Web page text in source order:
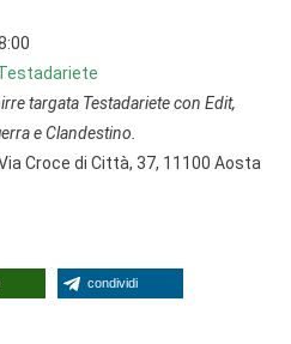
targata Testadariete con Edit,
e Clandestino.
Croce di Città, 37, 11100 Aosta
condividi